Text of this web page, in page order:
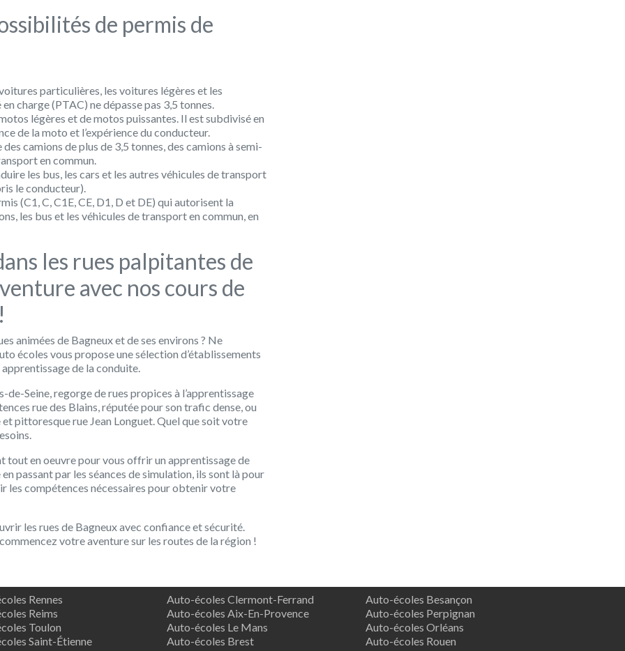
de permis de
particulières, les voitures légères et les
charge (PTAC) ne dépasse pas 3,5 tonnes.
légères et de motos puissantes. Il est subdivisé en
de la moto et l’expérience du conducteur.
camions de plus de 3,5 tonnes, des camions à semi-
en commun.
les bus, les cars et les autres véhicules de transport
le conducteur).
(C1, C, C1E, CE, D1, D et DE) qui autorisent la
les bus et les véhicules de transport en commun, en
les rues palpitantes de
avec nos cours de
animées de Bagneux et de ses environs ? Ne
écoles vous propose une sélection d’établissements
de la conduite.
Seine, regorge de rues propices à l’apprentissage
rue des Blains, réputée pour son trafic dense, ou
pittoresque rue Jean Longuet. Quel que soit votre
tout en oeuvre pour vous offrir un apprentissage de
passant par les séances de simulation, ils sont là pour
les compétences nécessaires pour obtenir votre
les rues de Bagneux avec confiance et sécurité.
votre aventure sur les routes de la région !
Rennes
Reims
Toulon
Saint-Étienne
Auto-écoles Clermont-Ferrand
Auto-écoles Aix-En-Provence
Auto-écoles Le Mans
Auto-écoles Brest
Auto-écoles Besançon
Auto-écoles Perpignan
Auto-écoles Orléans
Auto-écoles Rouen